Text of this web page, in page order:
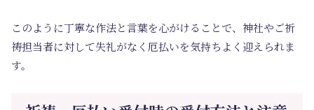
このように丁寧な作法と言葉を心がけることで、神社やご祈
祷担当者に対して失礼がなく厄払いを気持ちよく迎えられま
す。